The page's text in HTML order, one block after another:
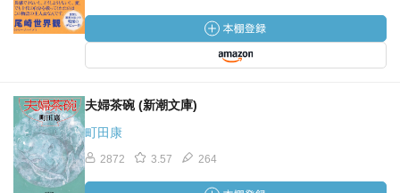
夫婦茶碗 (新潮文庫)
町田康
2872 3.57 264